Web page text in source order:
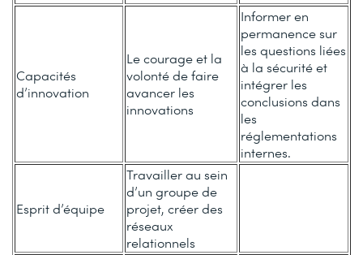
Capacités
d’innovation
Le courage et la
volonté de faire
avancer les
innovations
Informer en
permanence sur
les questions liées
à la sécurité et
intégrer les
conclusions dans
les
réglementations
internes.
Esprit d’équipe
Travailler au sein
d’un groupe de
projet, créer des
réseaux
relationnels